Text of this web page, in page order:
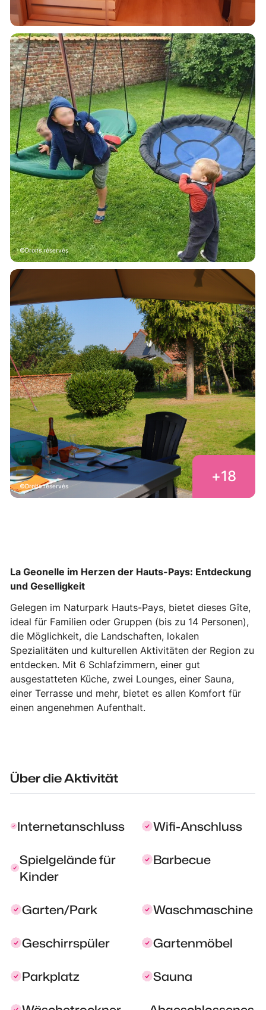
Droits réservés
Droits réservés
+18
La Geonelle im Herzen der Hauts-Pays: Entdeckung
und Geselligkeit
Gelegen im Naturpark Hauts-Pays, bietet dieses Gîte,
ideal für Familien oder Gruppen (bis zu 14 Personen),
die Möglichkeit, die Landschaften, lokalen
Spezialitäten und kulturellen Aktivitäten der Region zu
entdecken. Mit 6 Schlafzimmern, einer gut
ausgestatteten Küche, zwei Lounges, einer Sauna,
einer Terrasse und mehr, bietet es allen Komfort für
einen angenehmen Aufenthalt.
Über die Aktivität
Internetanschluss
Wifi-Anschluss
Spielgelände für
Kinder
Barbecue
Garten/Park
Waschmaschine
Geschirrspüler
Gartenmöbel
Parkplatz
Sauna